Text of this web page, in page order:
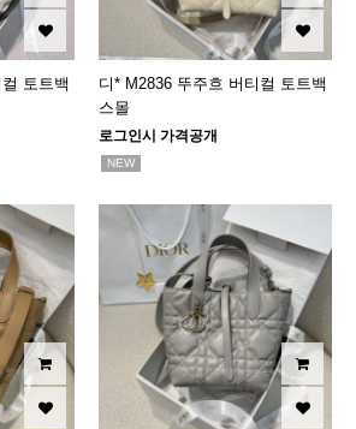
토트백
디* M2836 뚜주흐 버티컬 토트백
스몰
로그인시 가격공개
NEW